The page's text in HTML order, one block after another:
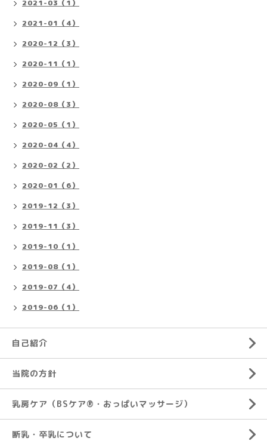
2021-03（1）
2021-01（4）
2020-12（3）
2020-11（1）
2020-09（1）
2020-08（3）
2020-05（1）
2020-04（4）
2020-02（2）
2020-01（6）
2019-12（3）
2019-11（3）
2019-10（1）
2019-08（1）
2019-07（4）
2019-06（1）
自己紹介
当院の方針
乳房ケア（BSケア®︎・おっぱいマッサージ）
断乳・卒乳について